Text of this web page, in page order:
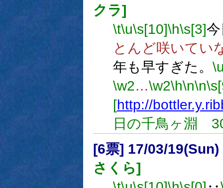
クラ]
\t\u\s[10]\h\s[3]
とんど咲いてい
年も早すぎた。
\w2…\w2\h\n\n
[http://
日の千鳥ヶ淵
[6票] 17/03/
さくら]